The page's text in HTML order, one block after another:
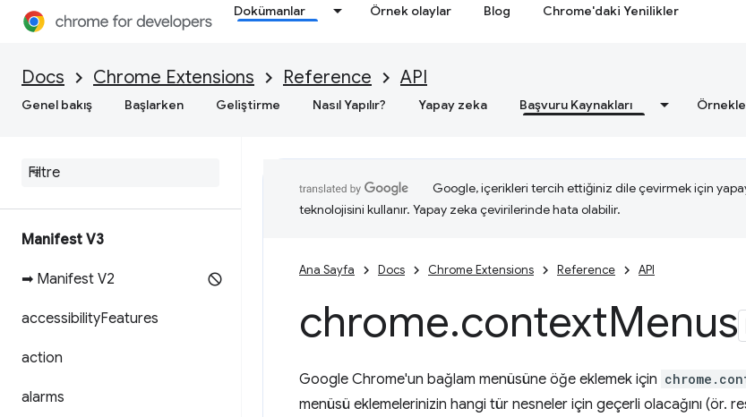
Dokümanlar Örnek olaylar Blog Chrome'daki Yenilikler
Docs Chrome Extensions Reference API
Genel bakış Başlarken Geliştirme Nasıl Yapılır? Yapay zeka Başvuru Kaynakları
Manifest V3
➡ Manifest V2
accessibilityFeatures
action
alarms
Google, içerikleri tercih ettiğiniz dile çevirmek için
teknolojisini kullanır. Yapay zeka çevirilerinde hata olabilir.
Ana Sayfa Docs Chrome Extensions Reference API
chrome.contextMenus
Google Chrome'un bağlam menüsüne öğe eklemek için
menüsü eklemelerinizin hangi tür nesneler için geçerli olacağını (ör.